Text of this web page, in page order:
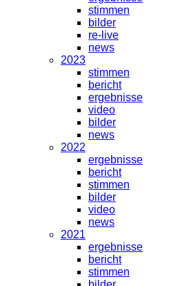
stimmen
bilder
re-live
news
2023
stimmen
bericht
ergebnisse
video
bilder
news
2022
ergebnisse
bericht
stimmen
bilder
video
news
2021
ergebnisse
bericht
stimmen